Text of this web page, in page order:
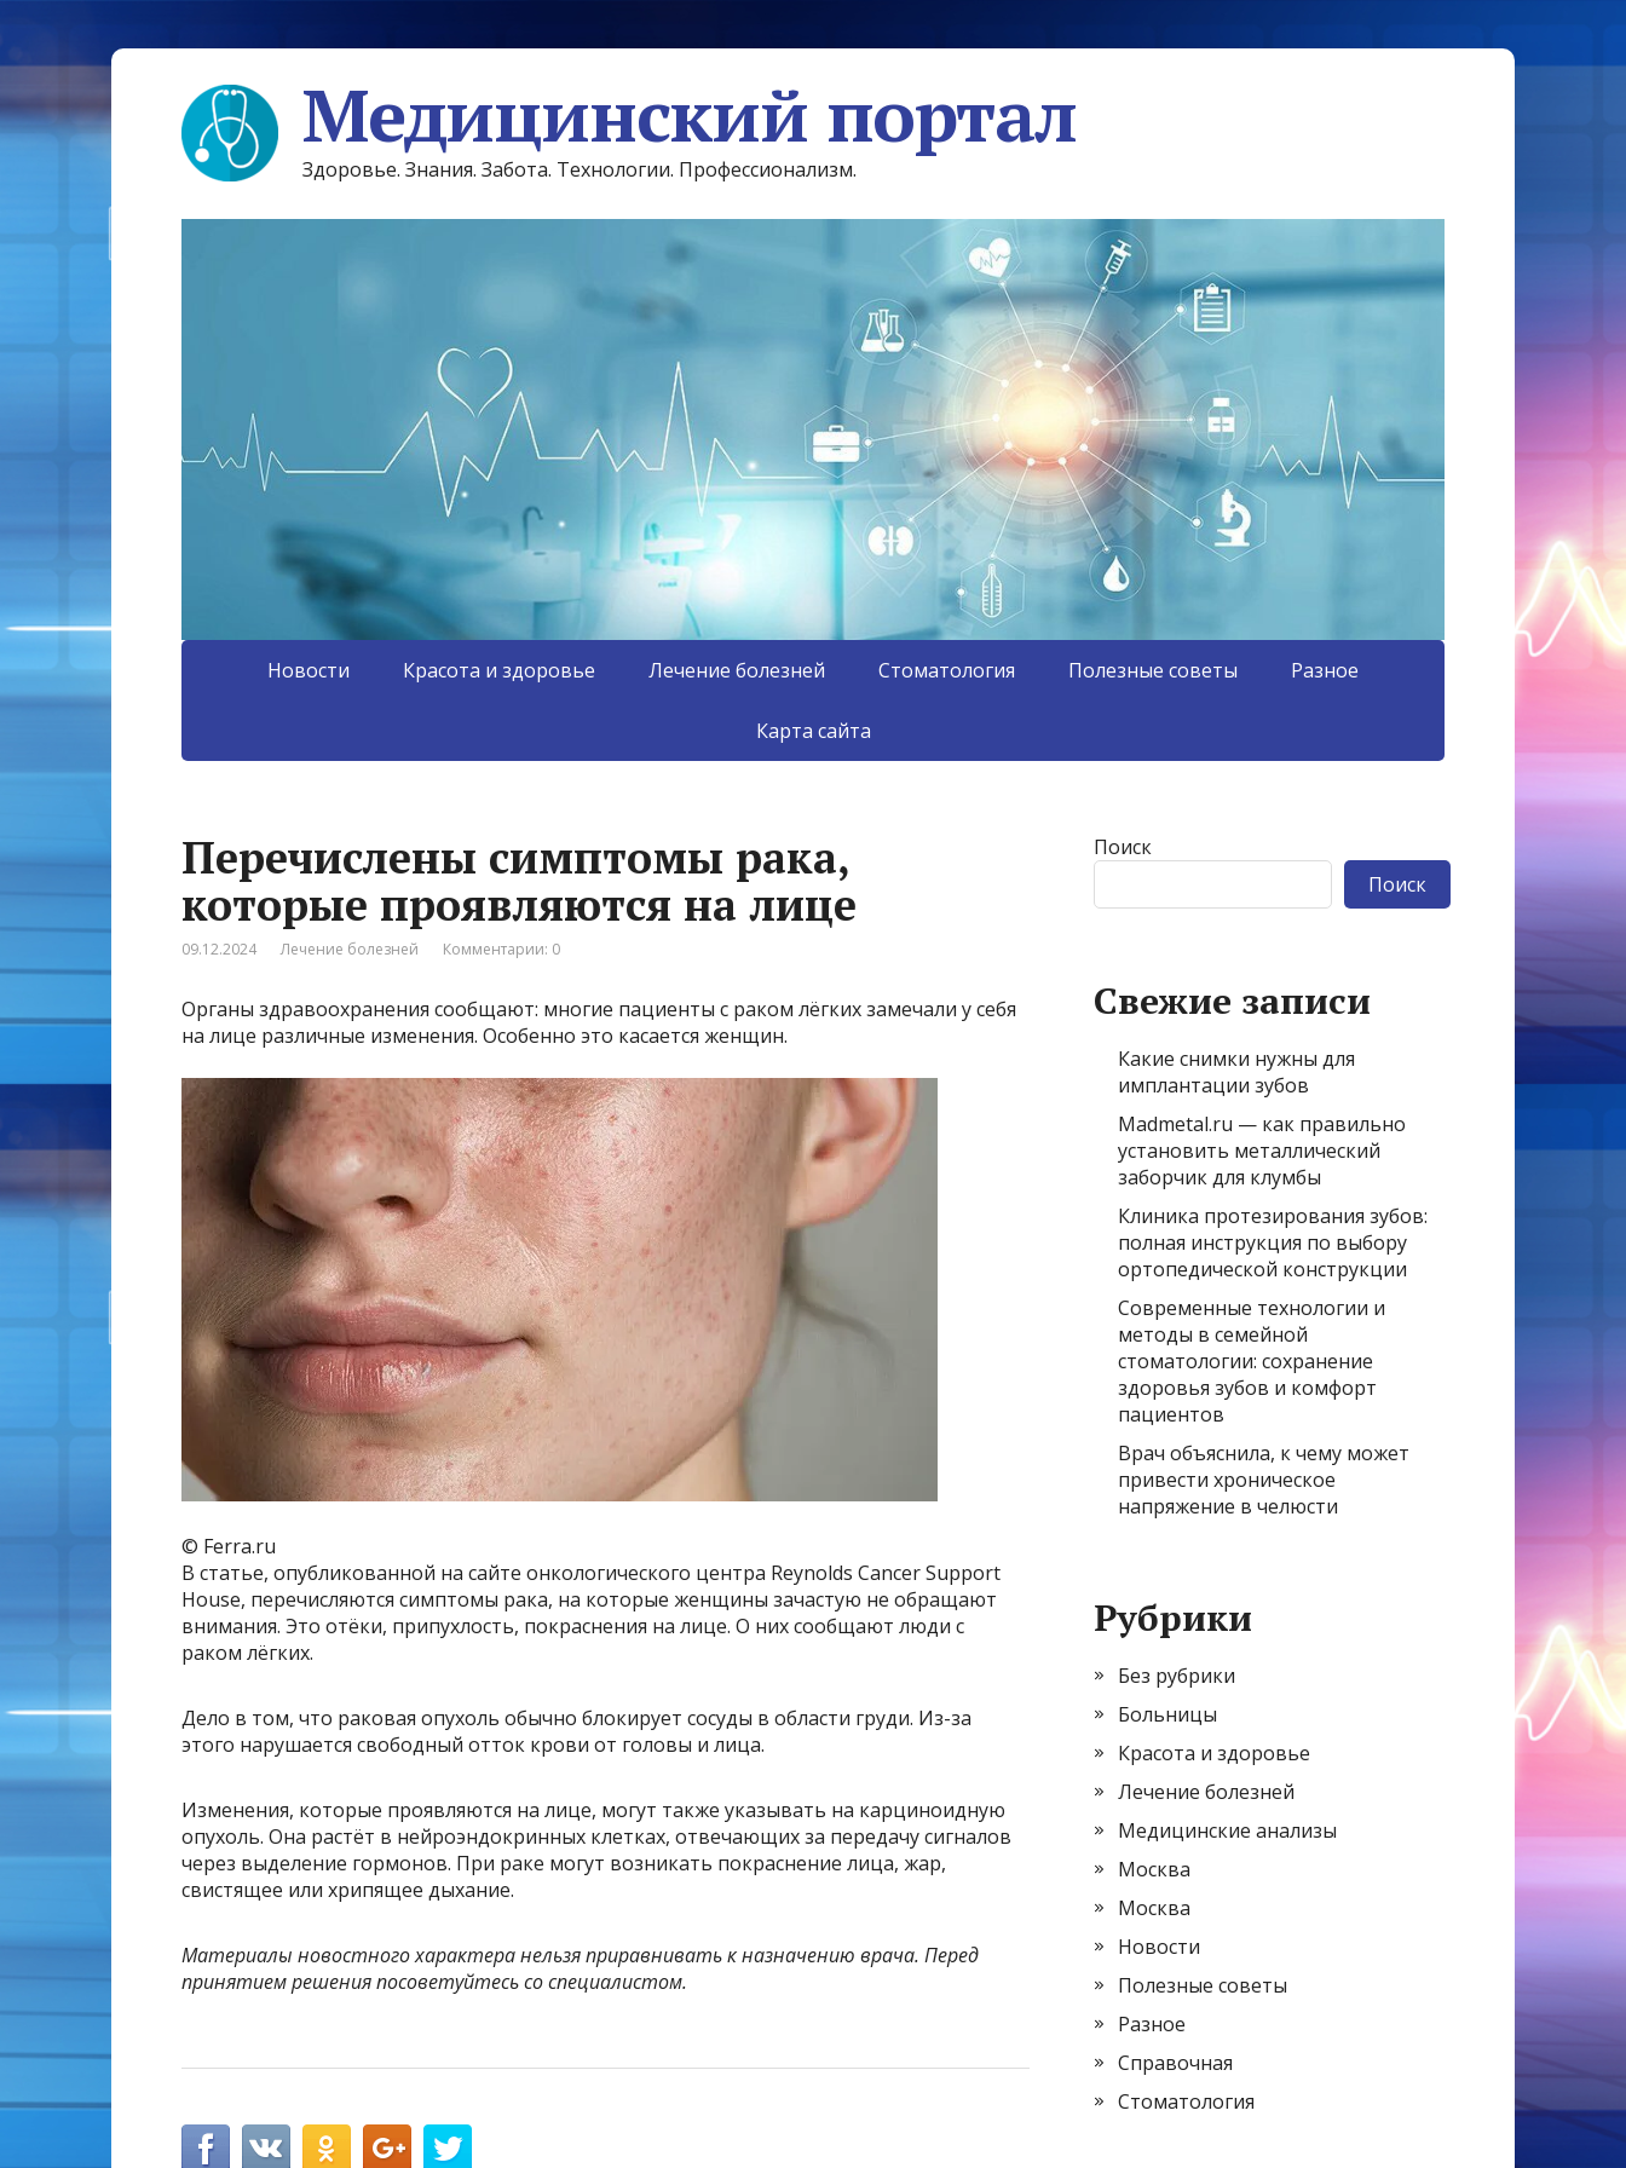
Медицинский портал
Здоровье. Знания. Забота. Технологии. Профессионализм.
Новости Красота и здоровье Лечение болезней Стоматология Полезные советы Разное
Карта сайта
Перечислены симптомы рака,
которые проявляются на лице
09.12.2024 Лечение болезней Комментарии: 0
Органы здравоохранения сообщают: многие пациенты с раком лёгких замечали у себя
на лице различные изменения. Особенно это касается женщин.
© Ferra.ru
В статье, опубликованной на сайте онкологического центра Reynolds Cancer Support
House, перечисляются симптомы рака, на которые женщины зачастую не обращают
внимания. Это отёки, припухлость, покраснения на лице. О них сообщают люди с
раком лёгких.
Дело в том, что раковая опухоль обычно блокирует сосуды в области груди. Из-за
этого нарушается свободный отток крови от головы и лица.
Изменения, которые проявляются на лице, могут также указывать на карциноидную
опухоль. Она растёт в нейроэндокринных клетках, отвечающих за передачу сигналов
через выделение гормонов. При раке могут возникать покраснение лица, жар,
свистящее или хрипящее дыхание.
Материалы новостного характера нельзя приравнивать к назначению врача. Перед
принятием решения посоветуйтесь со специалистом.
Поиск
Поиск
Свежие записи
Какие снимки нужны для
имплантации зубов
Madmetal.ru — как правильно
установить металлический
заборчик для клумбы
Клиника протезирования зубов:
полная инструкция по выбору
ортопедической конструкции
Современные технологии и
методы в семейной
стоматологии: сохранение
здоровья зубов и комфорт
пациентов
Врач объяснила, к чему может
привести хроническое
напряжение в челюсти
Рубрики
Без рубрики
Больницы
Красота и здоровье
Лечение болезней
Медицинские анализы
Москва
Москва
Новости
Полезные советы
Разное
Справочная
Стоматология